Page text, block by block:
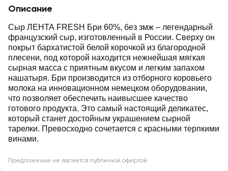
Описание
Сыр ЛЕНТА FRESH Бри 60%, без змж – легендарный
французский сыр, изготовленный в России. Сверху он
покрыт бархатистой белой корочкой из благородной
плесени, под которой находится нежнейшая мягкая
сырная масса с приятным вкусом и легким запахом
нашатыря. Бри производится из отборного коровьего
молока на инновационном немецком оборудовании,
что позволяет обеспечить наивысшее качество
готового продукта. Это самый настоящий деликатес,
который станет достойным украшением сырной
тарелки. Превосходно сочетается с красными терпкими
винами.
Предложение не является публичной офертой